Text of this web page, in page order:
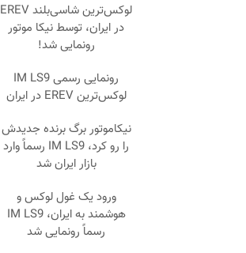
لوکس‌ترین شاسی‌بلند EREV
در ایران، توسط نیکا موتور
رونمایی شد!
رونمایی رسمی IM LS9
لوکس‌ترین EREV در ایران
نیکاموتور برگ برنده جدیدش
را رو کرد، IM LS9 رسماً وارد
بازار ایران شد
ورود یک غول لوکس و
هوشمند به ایران، IM LS9
رسماً رونمایی شد